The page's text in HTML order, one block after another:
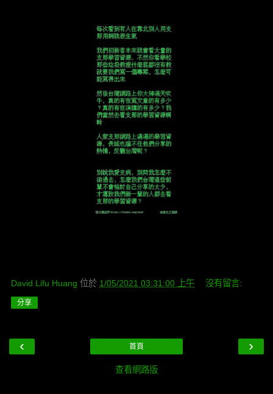
David Lifu Huang 位於 1/05/2021 03:31:00 上午 沒有留言:
分享
‹ ›
首頁
查看網路版